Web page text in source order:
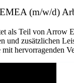
(m/w/d)
als Teil von Arrow
und zusätzlichen
hervorragenden